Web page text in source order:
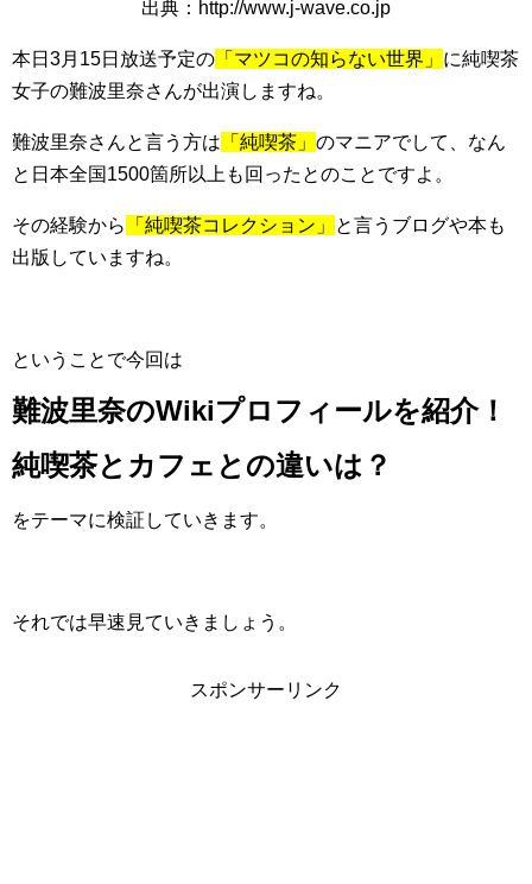
出典：http://www.j-wave.co.jp
本日3月15日放送予定の 「マツコの知らない世界」 に純喫茶
女子の難波里奈さんが出演しますね。
難波里奈さんと言う方は 「純喫茶」 のマニアでして、なん
と日本全国1500箇所以上も回ったとのことですよ。
その経験から 「純喫茶コレクション」
と言うブログや本も
出版していますね。
ということで今回は
難波里奈のWikiプロフィールを紹介！
純喫茶とカフェとの違いは？
をテーマに検証していきます。
それでは早速見ていきましょう。
スポンサーリンク